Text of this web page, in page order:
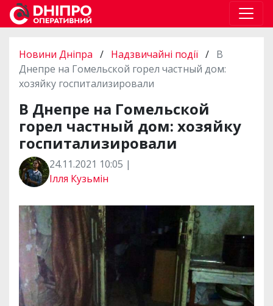
Новини Дніпра / Надзвичайні події / В
Днепре на Гомельской горел частный дом:
хозяйку госпитализировали
В Днепре на Гомельской
горел частный дом: хозяйку
госпитализировали
24.11.2021 10:05 |
Ілля Кузьмін